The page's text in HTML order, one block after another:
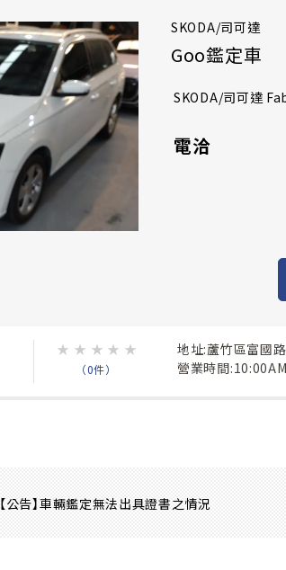
SKODA/司可達
Goo鑑定車
SKODA/司可達
電洽
★ ★ ★ ★ ★
（0件）
地址:蘆竹區富國
營業時間
【公告】車輛鑑定無法出具證書之情況